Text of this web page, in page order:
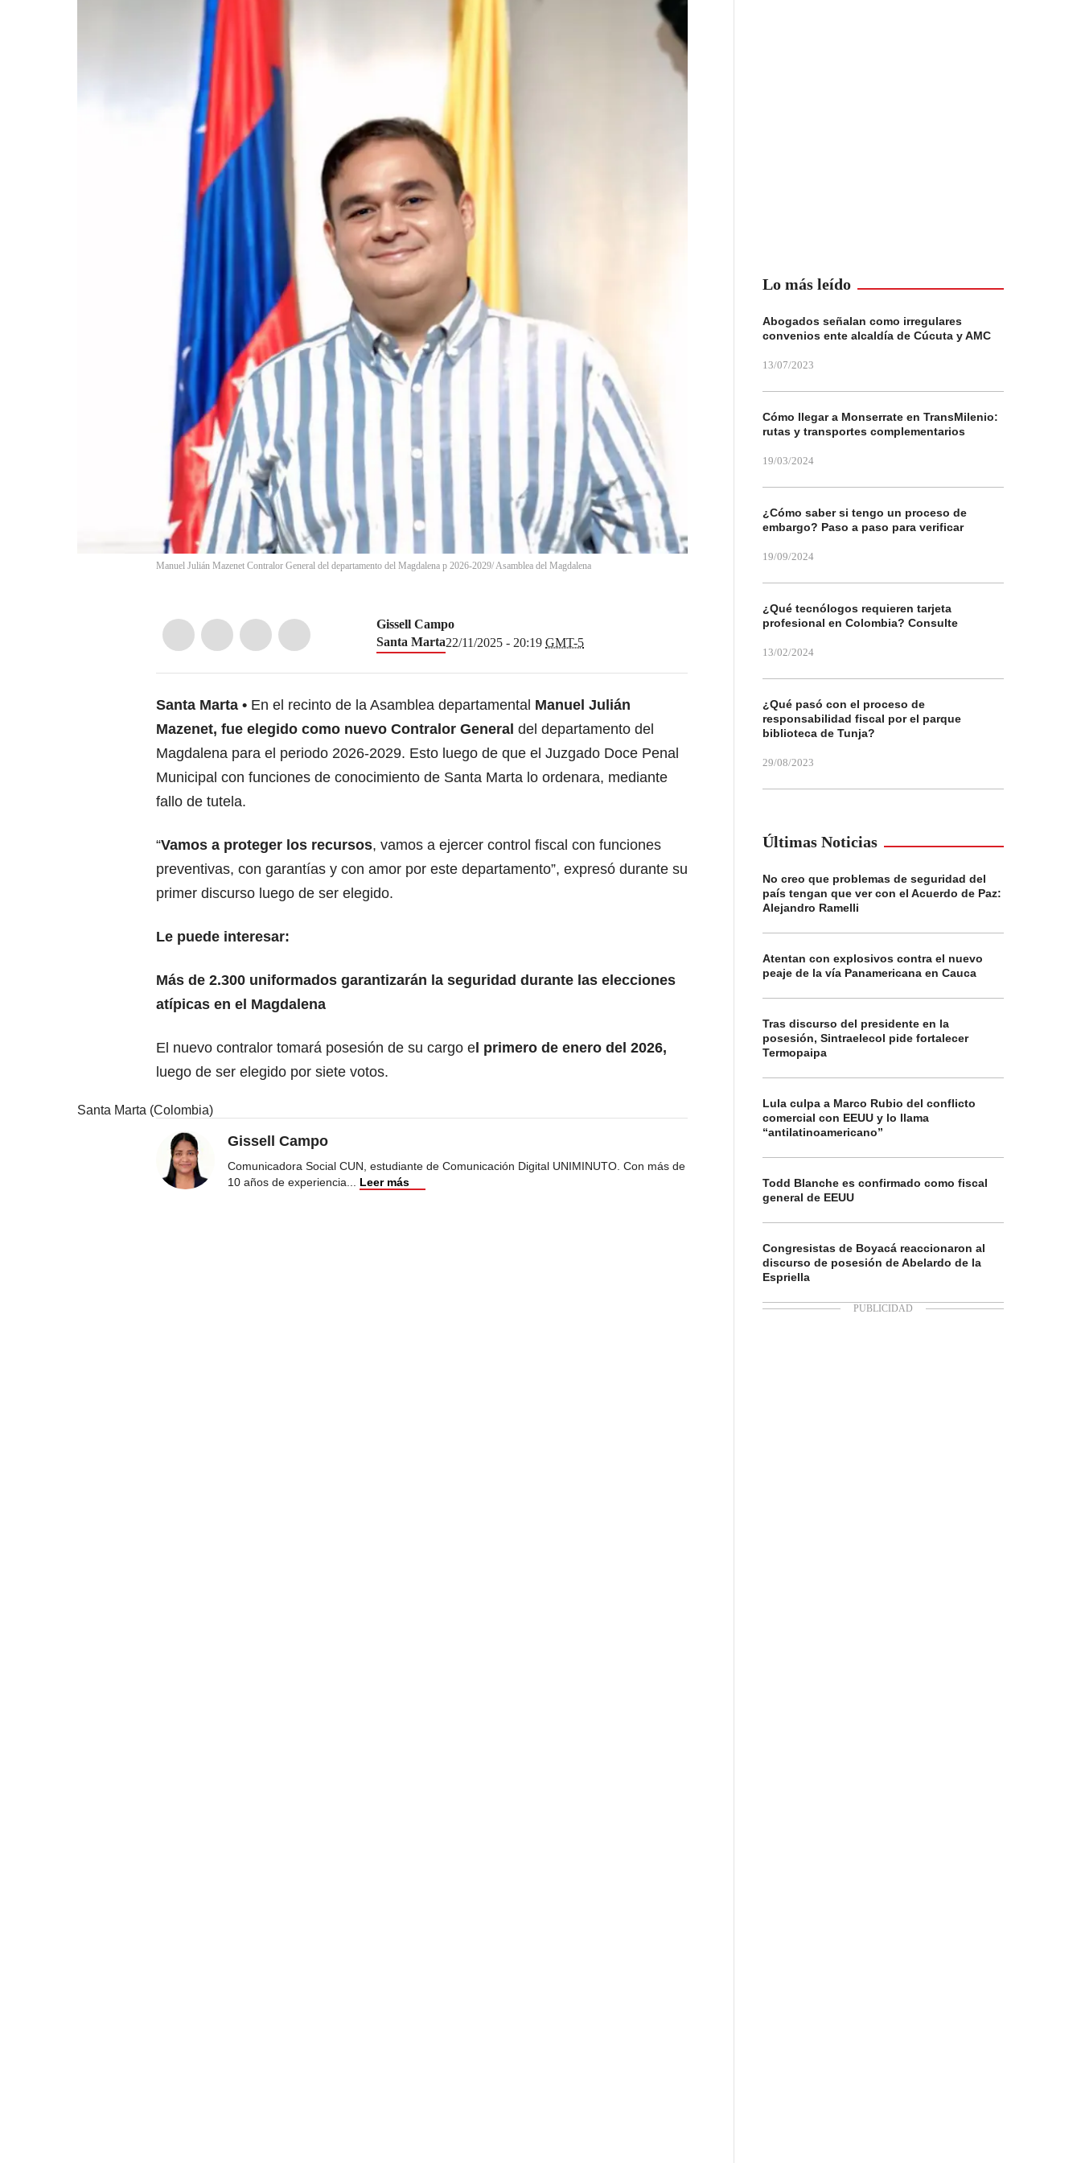
Manuel Julián Mazenet Contralor General del departamento del Magdalena p 2026-2029/ Asamblea del Magdalena
Gissell Campo
Santa Marta22/11/2025 - 20:19 GMT-5
Santa Marta En el recinto de la Asamblea departamental Manuel Julián
Mazenet, fue elegido como nuevo Contralor General del departamento del
Magdalena para el periodo 2026-2029. Esto luego de que el Juzgado Doce Penal
Municipal con funciones de conocimiento de Santa Marta lo ordenara, mediante
fallo de tutela.
“Vamos a proteger los recursos, vamos a ejercer control fiscal con funciones
preventivas, con garantías y con amor por este departamento”, expresó durante su
primer discurso luego de ser elegido.
Le puede interesar:
Más de 2.300 uniformados garantizarán la seguridad durante las elecciones
atípicas en el Magdalena
El nuevo contralor tomará posesión de su cargo e l primero de enero del 2026,
luego de ser elegido por siete votos.
Santa Marta (Colombia)
Gissell Campo
Comunicadora Social CUN, estudiante de Comunicación Digital UNIMINUTO. Con más de
10 años de experiencia
Leer más
Lo más leído
Abogados señalan como irregulares
convenios ente alcaldía de Cúcuta y AMC
13/07/2023
Cómo llegar a Monserrate en TransMilenio:
rutas y transportes complementarios
19/03/2024
¿Cómo saber si tengo un proceso de
embargo? Paso a paso para verificar
19/09/2024
¿Qué tecnólogos requieren tarjeta
profesional en Colombia? Consulte
13/02/2024
¿Qué pasó con el proceso de
responsabilidad fiscal por el parque
biblioteca de Tunja?
29/08/2023
Últimas Noticias
No creo que problemas de seguridad del
país tengan que ver con el Acuerdo de Paz:
Alejandro Ramelli
Atentan con explosivos contra el nuevo
peaje de la vía Panamericana en Cauca
Tras discurso del presidente en la
posesión, Sintraelecol pide fortalecer
Termopaipa
Lula culpa a Marco Rubio del conflicto
comercial con EEUU y lo llama
“antilatinoamericano”
Todd Blanche es confirmado como fiscal
general de EEUU
Congresistas de Boyacá reaccionaron al
discurso de posesión de Abelardo de la
Espriella